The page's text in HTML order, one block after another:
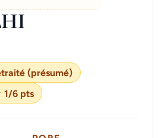
(présumé)
6 pts